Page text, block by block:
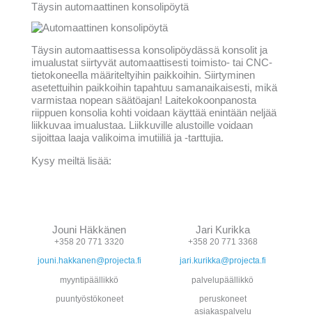
Täysin automaattinen konsolipöytä
Täysin automaattisessa konsolipöydässä konsolit ja
imualustat siirtyvät automaattisesti toimisto- tai CNC-
tietokoneella määriteltyihin paikkoihin. Siirtyminen
asetettuihin paikkoihin tapahtuu samanaikaisesti, mikä
varmistaa nopean säätöajan! Laitekokoonpanosta
riippuen konsolia kohti voidaan käyttää enintään neljää
liikkuvaa imualustaa. Liikkuville alustoille voidaan
sijoittaa laaja valikoima imutiiliä ja -tarttujia.
Kysy meiltä lisää:
Jouni Häkkänen
+358 20 771 3320
jouni.hakkanen@projecta.fi
myyntipäällikkö
puuntyöstökoneet
Jari Kurikka
+358 20 771 3368
jari.kurikka@projecta.fi
palvelupäällikkö
peruskoneet
asiakaspalvelu